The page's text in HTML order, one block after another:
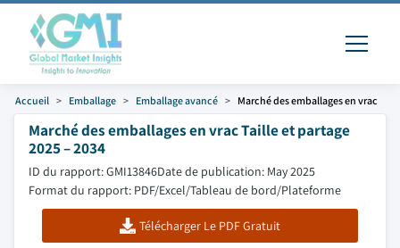
Accueil Emballage Emballage avancé Marché des emballages en vrac
Marché des emballages en vrac Taille et partage
2025 – 2034
ID du rapport: GMI13846Date de publication: May 2025
Format du rapport: PDF/Excel/Tableau de bord/Plateforme
Télécharger Le PDF Gratuit